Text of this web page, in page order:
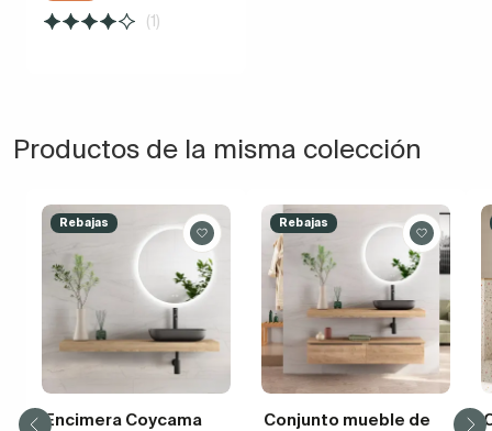
(1)
Productos de la misma colección
Rebajas
Encimera Coycama
Rebajas
Conjunto mueble de